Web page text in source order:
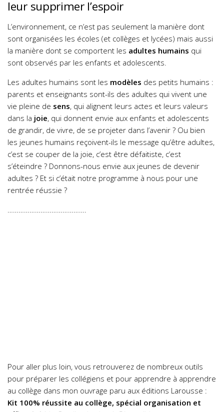
leur supprimer l’espoir
L’environnement, ce n’est pas seulement la manière dont
sont organisées les écoles (et collèges et lycées) mais aussi
la manière dont se comportent les adultes humains qui
sont observés par les enfants et adolescents.
Les adultes humains sont les modèles des petits humains :
parents et enseignants sont-ils des adultes qui vivent une
vie pleine de sens, qui alignent leurs actes et leurs valeurs
dans la joie, qui donnent envie aux enfants et adolescents
de grandir, de vivre, de se projeter dans l’avenir ? Ou bien
les jeunes humains reçoivent-ils le message qu’être adultes,
c’est se couper de la joie, c’est être défaitiste, c’est
s’éteindre ? Donnons-nous envie aux jeunes de devenir
adultes ? Et si c’était notre programme à nous pour une
rentrée réussie ?
…………………………………….
Pour aller plus loin, vous retrouverez de nombreux outils
pour préparer les collégiens et pour apprendre à apprendre
au collège dans mon ouvrage paru aux éditions Larousse :
Kit 100% réussite au collège, spécial organisation et